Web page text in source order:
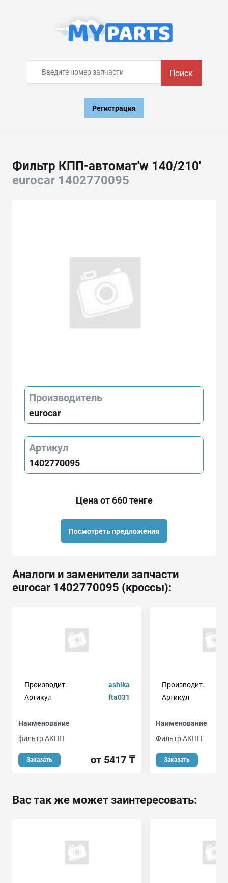
Поиск
Регистрация
Фильтр КПП-автомат'w 140/210'
eurocar 1402770095
Производитель
eurocar
Артикул
1402770095
Цена от 660 тенге
Посмотреть предложения
Аналоги и заменители запчасти
eurocar 1402770095 (кроссы):
Производит.
ashika
Артикул
fta031
Наименование
фильтр АКПП
Заказать от 5417 ₸
Производит.
Артикул
Наименование
Фильтр АКПП
Заказать
Вас так же может заинтересовать: